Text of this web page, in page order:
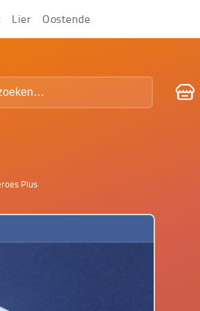
Plus
Lier Oostende